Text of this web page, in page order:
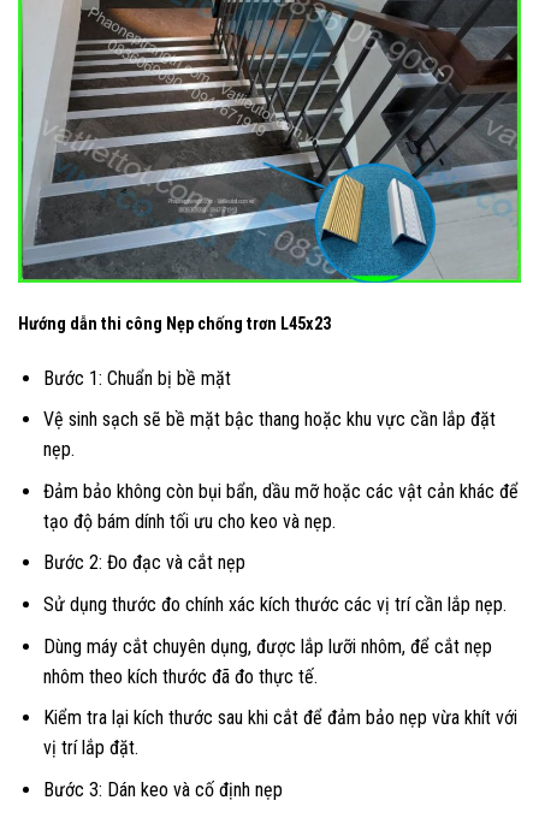
Hướng dẫn thi công Nẹp chống trơn L45x23
Bước 1: Chuẩn bị bề mặt
Vệ sinh sạch sẽ bề mặt bậc thang hoặc khu vực cần lắp đặt
nẹp.
Đảm bảo không còn bụi bẩn, dầu mỡ hoặc các vật cản khác để
tạo độ bám dính tối ưu cho keo và nẹp.
Bước 2: Đo đạc và cắt nẹp
Sử dụng thước đo chính xác kích thước các vị trí cần lắp nẹp.
Dùng máy cắt chuyên dụng, được lắp lưỡi nhôm, để cắt nẹp
nhôm theo kích thước đã đo thực tế.
Kiểm tra lại kích thước sau khi cắt để đảm bảo nẹp vừa khít với
vị trí lắp đặt.
Bước 3: Dán keo và cố định nẹp